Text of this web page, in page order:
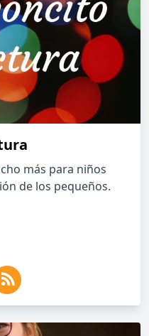
más para niños
de los pequeños.